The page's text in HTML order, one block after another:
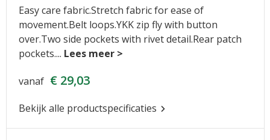
Easy care fabric.Stretch fabric for ease of
movement.Belt loops.YKK zip fly with button
over.Two side pockets with rivet detail.Rear patch
pockets....
vanaf € 29,03
Bekijk alle productspecificaties